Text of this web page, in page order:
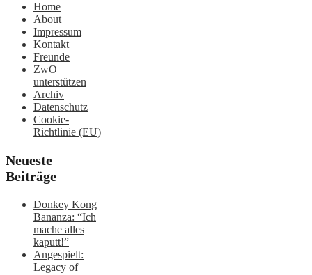
Home
About
Impressum
Kontakt
Freunde
ZwO
unterstützen
Archiv
Datenschutz
Cookie-
Richtlinie (EU)
Neueste
Beiträge
Donkey Kong
Bananza: “Ich
mache alles
kaputt!”
Angespielt:
Legacy of